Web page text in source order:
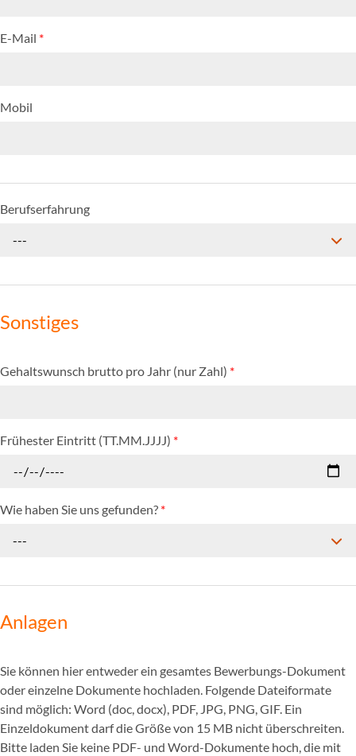
E-Mail *
Mobil
Berufserfahrung
---
Sonstiges
Gehaltswunsch brutto pro Jahr (nur Zahl) *
Frühester Eintritt (TT.MM.JJJJ) *
Wie haben Sie uns gefunden? *
---
Anlagen
Sie können hier entweder ein gesamtes Bewerbungs-Dokument
oder einzelne Dokumente hochladen. Folgende Dateiformate
sind möglich: Word (doc, docx), PDF, JPG, PNG, GIF. Ein
Einzeldokument darf die Größe von 15 MB nicht überschreiten.
Bitte laden Sie keine PDF- und Word-Dokumente hoch, die mit